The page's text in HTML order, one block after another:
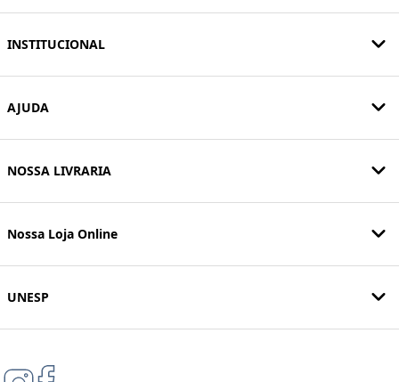
INSTITUCIONAL
AJUDA
NOSSA LIVRARIA
Nossa Loja Online
UNESP